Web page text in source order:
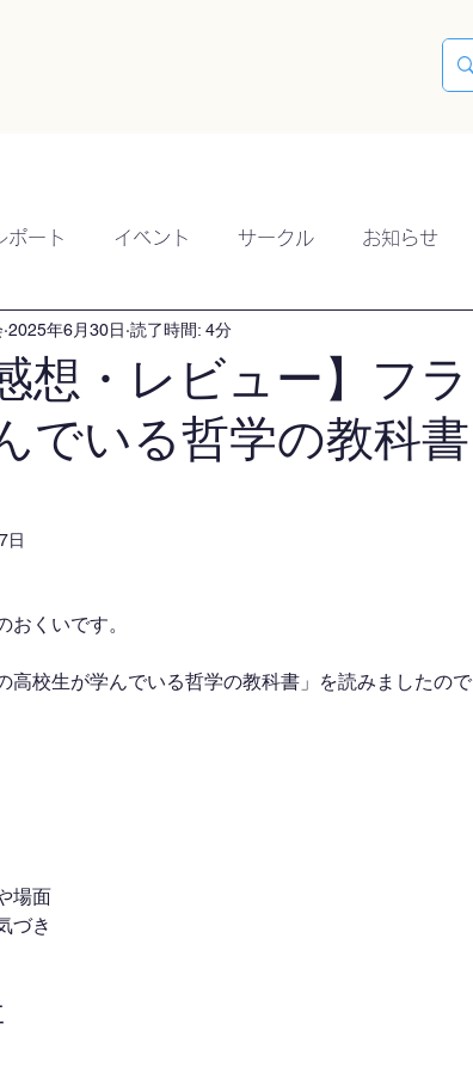
ポート イベント サークル お知らせ
想・レビュー】フ
でいる哲学の教科
2025年6月30日 読了時間: 4分
日
おくいです。
高校生が学んでいる哲学の教科書」を読みましたの
場面
づき